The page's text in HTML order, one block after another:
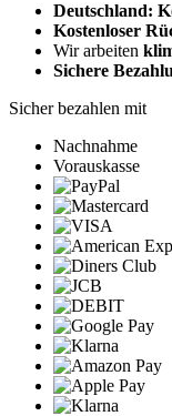
Deutschland:
Kostenloser
Wir arbeiten
Sichere
Sicher bezahlen mit
Nachnahme
Vorauskasse